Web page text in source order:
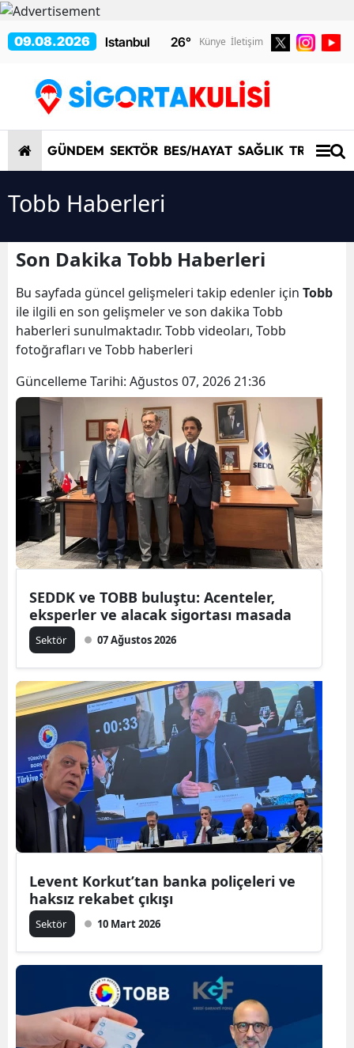
09.08.2026 26° Künye İletişim
GÜNDEM SEKTÖR BES/HAYAT SAĞLIK TRAFİK/
Tobb Haberleri
Son Dakika Tobb Haberleri
Bu sayfada güncel gelişmeleri takip edenler için Tobb
ile ilgili en son gelişmeler ve son dakika Tobb
haberleri sunulmaktadır. Tobb videoları, Tobb
fotoğrafları ve Tobb haberleri
Güncelleme Tarihi: Ağustos 07, 2026 21:36
SEDDK ve TOBB buluştu: Acenteler,
eksperler ve alacak sigortası masada
Sektör 07 Ağustos 2026
Levent Korkut’tan banka poliçeleri ve
haksız rekabet çıkışı
Sektör 10 Mart 2026